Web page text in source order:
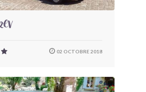
02 OCTOBRE 2018